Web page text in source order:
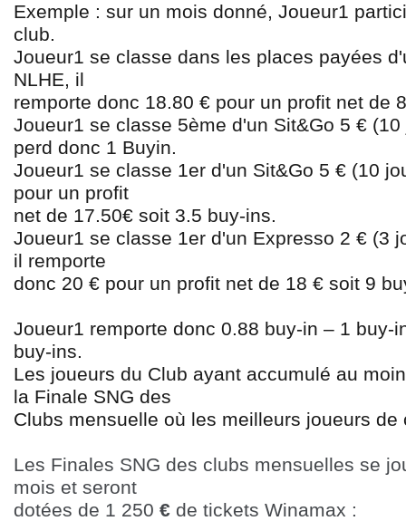
Exemple : sur un mois donné, Joueur1
club.
Joueur1 se classe dans les places payées
NLHE, il
remporte donc 18.80 € pour un profit net de
Joueur1 se classe 5ème d'un Sit&Go 5 € (10
perd donc 1 Buyin.
Joueur1 se classe 1er d'un Sit&Go 5 € (10
pour un profit
net de 17.50€ soit 3.5 buy-ins.
Joueur1 se classe 1er d'un Expresso 2 € (3
il remporte
donc 20 € pour un profit net de 18 € soit 9
Joueur1 remporte donc 0.88 buy-in – 1 buy-
buy-ins.
Les joueurs du Club ayant accumulé au
la Finale SNG des
Clubs mensuelle où les meilleurs joueurs
Les Finales SNG des clubs mensuelles se
mois et seront
dotées de 1 250 € de tickets Winamax :